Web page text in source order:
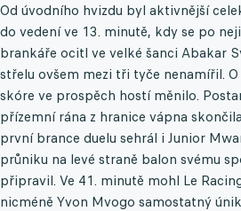
Od úvodního hvizdu byl aktivnější
do vedení ve 13. minutě, kdy se po
brankáře ocitl ve velké šanci Abakar
střelu ovšem mezi tři tyče nenamířil.
skóre ve prospěch hostí měnilo.
přízemní rána z hranice vápna
první brance duelu sehrál i Junior
průniku na levé straně balon svému
připravil. Ve 41. minutě mohl Le
nicméně Yvon Mvogo samostatný